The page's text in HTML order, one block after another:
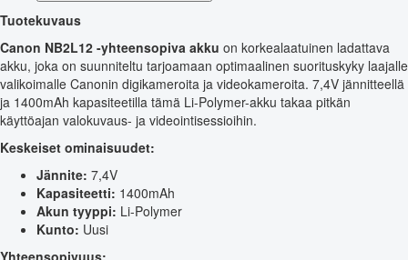
Tuotekuvaus
Canon NB2L12 -yhteensopiva akku on korkealaatuinen ladattava
akku, joka on suunniteltu tarjoamaan optimaalinen suorituskyky laajalle
valikoimalle Canonin digikameroita ja videokameroita. 7,4V jännitteellä
ja 1400mAh kapasiteetilla tämä Li-Polymer-akku takaa pitkän
käyttöajan valokuvaus- ja videointisessioihin.
Keskeiset ominaisuudet:
Jännite: 7,4V
Kapasiteetti: 1400mAh
Akun tyyppi: Li-Polymer
Kunto: Uusi
Yhteensopivuus: